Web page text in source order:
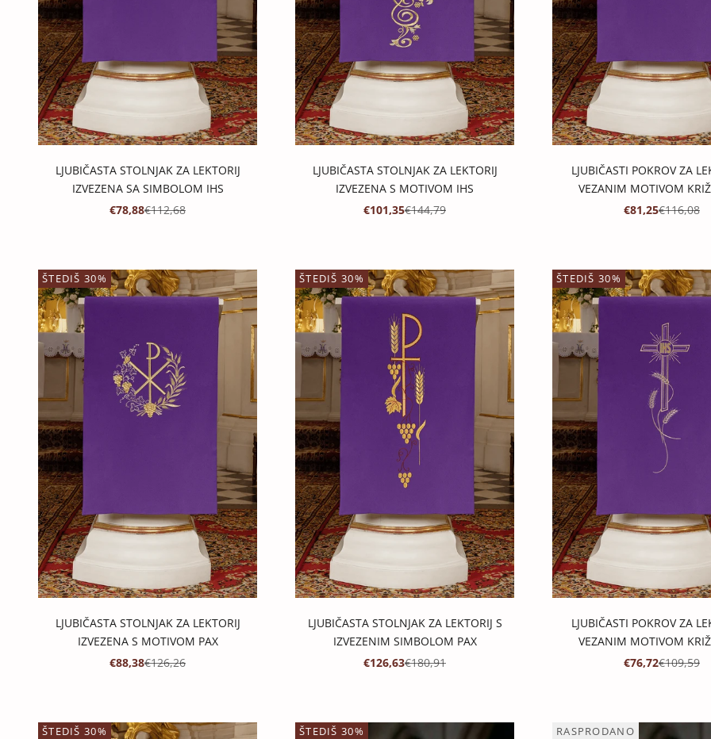
LJUBIČASTA STOLNJAK ZA LEKTORIJ
IZVEZENA SA SIMBOLOM IHS
PROMOTIVNA CIJENA
€78,88REDOVNA CIJENA
€112,68
LJUBIČASTA STOLNJAK ZA LEKTORIJ
IZVEZENA S MOTIVOM IHS
PROMOTIVNA CIJENA
€101,35REDOVNA CIJENA
€144,79
LJUBIČASTI POKROV ZA
VEZANIM MOTIVOM
PROMOTIVNA
€81,25REDOVNA
€116,08
ŠTEDIŠ 30%
LJUBIČASTA STOLNJAK ZA LEKTORIJ
IZVEZENA S MOTIVOM PAX
PROMOTIVNA CIJENA
€88,38REDOVNA CIJENA
€126,26
ŠTEDIŠ 30%
LJUBIČASTA STOLNJAK ZA LEKTORIJ S
IZVEZENIM SIMBOLOM PAX
PROMOTIVNA CIJENA
€126,63REDOVNA CIJENA
€180,91
ŠTEDIŠ 30%
LJUBIČASTI POKROV ZA
VEZANIM MOTIVOM
PROMOTIVNA
€76,72REDOVNA
€109,59
ŠTEDIŠ 30% ŠTEDIŠ 30%
RASPRODANO